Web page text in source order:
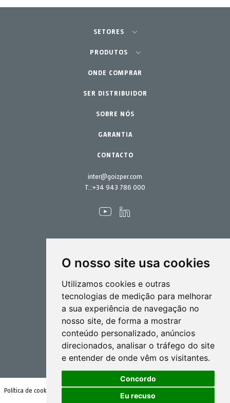
O nosso site usa cookies
Utilizamos cookies e outras
tecnologias de medição para melhorar
a sua experiência de navegação no
nosso site, de forma a mostrar
conteúdo personalizado, anúncios
direcionados, analisar o tráfego do site
e entender de onde vêm os visitantes.
Concordo
Eu recuso
inter@goizper.com
T.:+34 943 786 000
Pulverização
Biotecnlogia
Industrial
SETORES
Agricultura - Horta
Jardinagem Profissional
Lar - Jardim
PRODUTOS
Equipamentos
Acessórios
Peças de reposição
Kits de manutenção
ONDE COMPRAR
SER DISTRIBUIDOR
SOBRE NÓS
GARANTIA
CONTACTO
Goizper S.Coop.
Antigua, 4
20577 Antzuola (Gipuzkoa)
Spain
Política de cookies